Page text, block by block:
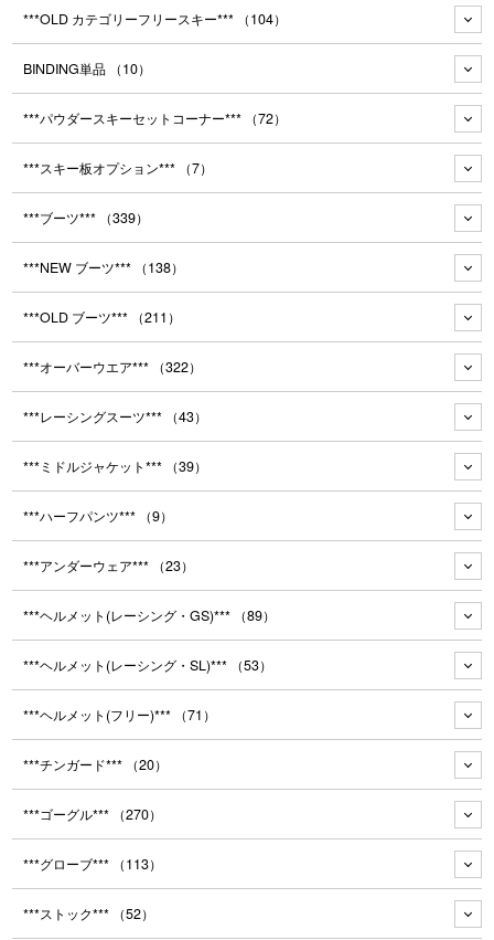
***OLD カテゴリーフリースキー*** （104）
BINDING単品 （10）
***パウダースキーセットコーナー*** （72）
***スキー板オプション*** （7）
***ブーツ*** （339）
***NEW ブーツ*** （138）
***OLD ブーツ*** （211）
***オーバーウエア*** （322）
***レーシングスーツ*** （43）
***ミドルジャケット*** （39）
***ハーフパンツ*** （9）
***アンダーウェア*** （23）
***ヘルメット(レーシング・GS)*** （89）
***ヘルメット(レーシング・SL)*** （53）
***ヘルメット(フリー)*** （71）
***チンガード*** （20）
***ゴーグル*** （270）
***グローブ*** （113）
***ストック*** （52）